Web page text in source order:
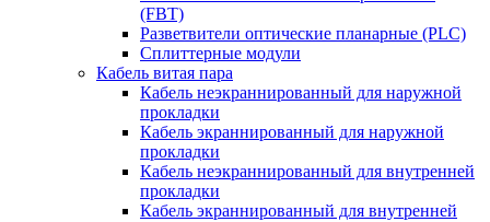
(FBT)
Разветвители оптические планарные (PLC)
Сплиттерные модули
Кабель витая пара
Кабель неэкраннированный для наружной
прокладки
Кабель экраннированный для наружной
прокладки
Кабель неэкраннированный для внутренней
прокладки
Кабель экраннированный для внутренней